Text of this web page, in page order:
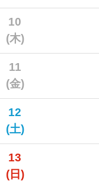
10
(木)
11
(金)
12
(土)
13
(日)